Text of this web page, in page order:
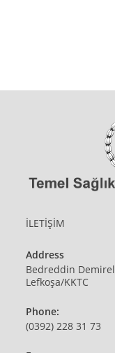
İLETİŞİM
Address
Bedreddin
Lefkoşa/KKTC
Phone:
(0392) 228 31 73